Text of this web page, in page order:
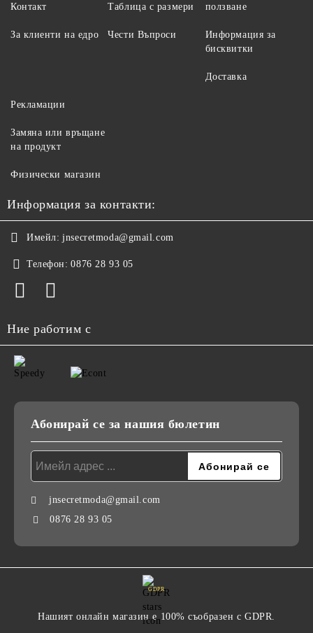
Контакт
За клиенти на едро
Таблица с размери
Чести Въпроси
ползване
Информация за
бисквитки
Доставка
Рекламации
Замяна или връщане
на продукт
Физически магазин
Информация за контакти:
Имейл: jnsecretmoda@gmail.com
Телефон: 0876 28 93 05
Ние работим с
Абонирай се за нашия бюлетин
jnsecretmoda@gmail.com
0876 28 93 05
GDPR
Нашият онлайн магазин е 100% съобразен с GDPR.